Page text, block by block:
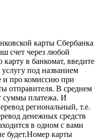
карты Сбербанка
счет через любой
в банкомат, введите
под названием
и про комиссию при
отправителя. В среднем
суммы платежа. И
региональный, т.е.
денежных средств
в одном с вами
будет.Номер карты